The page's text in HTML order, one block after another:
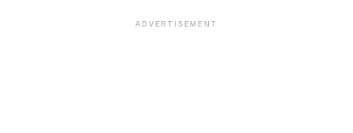
ADVERTISEMENT